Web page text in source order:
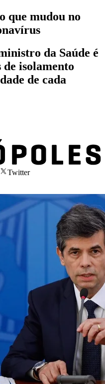
que mudou no
da Saúde é
isolamento
de cada
Twitter